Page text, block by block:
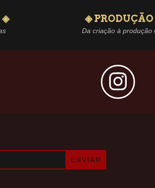
◈ ◈
Da criação à produção